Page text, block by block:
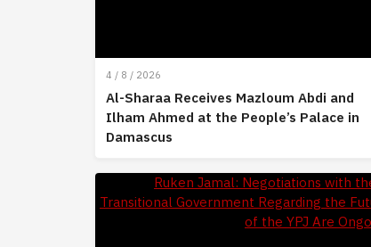
4 / 8 / 2026
Al-Sharaa Receives Mazloum Abdi and
Ilham Ahmed at the People’s Palace in
Damascus